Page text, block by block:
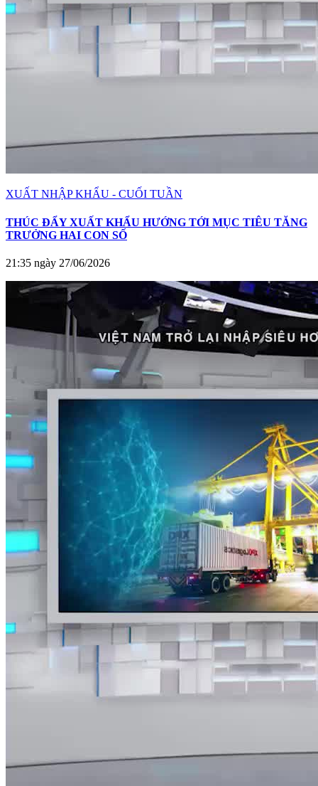
XUẤT NHẬP KHẨU - CUỐI TUẦN
THÚC ĐẨY XUẤT KHẨU HƯỚNG TỚI MỤC TIÊU TĂNG
TRƯỞNG HAI CON SỐ
21:35 ngày 27/06/2026